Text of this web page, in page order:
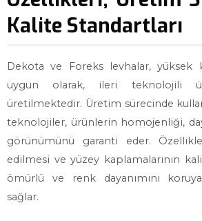
Kalite Standartları
Dekota ve Foreks levhalar, yüksek
uygun olarak, ileri teknolojili
üretilmektedir. Üretim sürecinde
teknolojiler, ürünlerin homojenliği,
görünümünü garanti eder.
edilmesi ve yüzey kaplamalarının
ömürlü ve renk dayanımını
sağlar.